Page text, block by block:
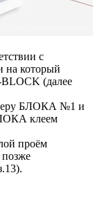
с
на который
(далее
БЛОКА №1 и
клеем
проём